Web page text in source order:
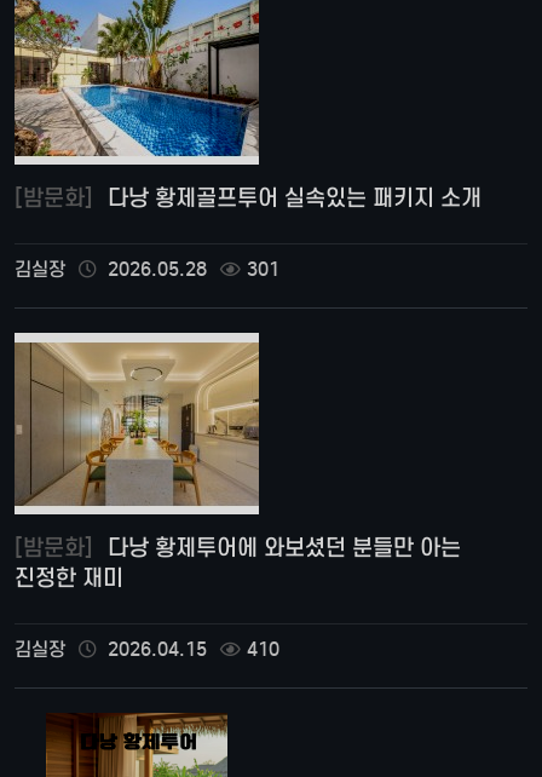
[밤문화] 다낭 황제골프투어 실속있는 패키지 소개
김실장 2026.05.28 301
[밤문화]
진정한 재미
김실장 2026.04.15 410